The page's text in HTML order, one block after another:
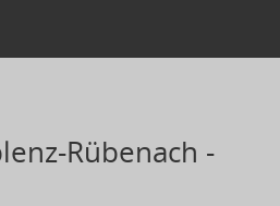
Rübenach -